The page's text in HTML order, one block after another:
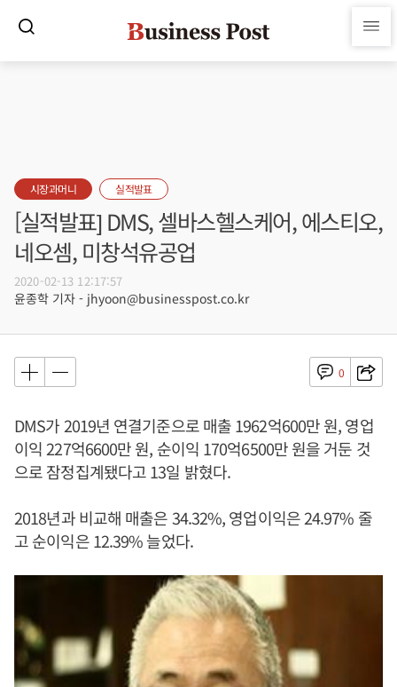
시장과머니 실적발표
[실적발표] DMS, 셀바스헬스케어, 에스티오,
네오셈, 미창석유공업
2020-02-13 12:17:57
윤종학 기자 - jhyoon@businesspost.co.kr
0
DMS가 2019년 연결기준으로 매출 1962억600만 원, 영업
이익 227억6600만 원, 순이익 170억6500만 원을 거둔 것
으로 잠정집계됐다고 13일 밝혔다.
2018년과 비교해 매출은 34.32%, 영업이익은 24.97% 줄
고 순이익은 12.39% 늘었다.